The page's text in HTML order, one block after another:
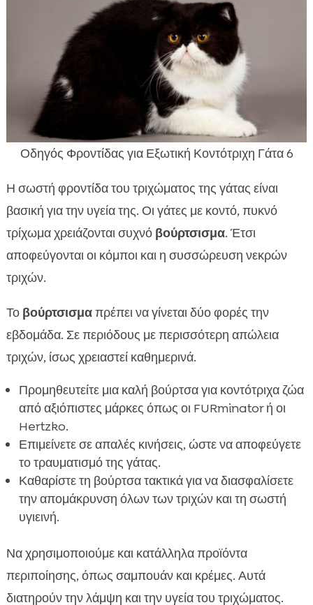
Οδηγός Φροντίδας για Εξωτική Κοντότριχη Γάτα 6
Η σωστή φροντίδα του τριχώματος της γάτας είναι
βασική για την υγεία της. Οι γάτες με κοντό, πυκνό
τρίχωμα χρειάζονται συχνό βούρτσισμα. Έτσι
αποφεύγονται οι κόμποι και η συσσώρευση νεκρών
τριχών.
Το βούρτσισμαπρέπει να γίνεται δύο φορές την
εβδομάδα. Σε περιόδους με περισσότερη απώλεια
τριχών, ίσως χρειαστεί καθημερινά.
Προμηθευτείτε μια καλή βούρτσα για κοντότριχα ζώα
από αξιόπιστες μάρκες όπως οι FURminator ή οι
Hertzko.
Επιμείνετε σε απαλές κινήσεις, ώστε να αποφεύγετε
το τραυματισμό της γάτας.
Καθαρίστε τη βούρτσα τακτικά για να διασφαλίσετε
την απομάκρυνση όλων των τριχών και τη σωστή
υγιεινή.
Να χρησιμοποιούμε και κατάλληλα προϊόντα
περιποίησης, όπως σαμπουάν και κρέμες. Αυτά
διατηρούν την λάμψη και την υγεία του τριχώματος.